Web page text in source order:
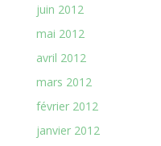
juin 2012
mai 2012
avril 2012
mars 2012
février 2012
janvier 2012